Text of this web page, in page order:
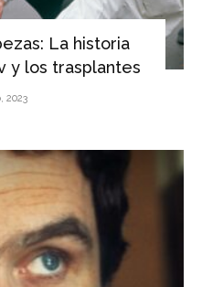
La historia
y los trasplantes
2023